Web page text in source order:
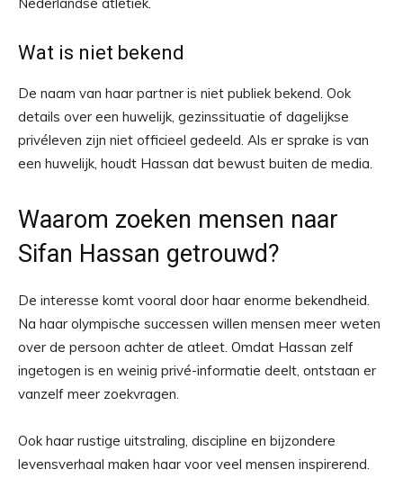
Wat is niet bekend
De naam van haar partner is niet publiek bekend. Ook
details over een huwelijk, gezinssituatie of dagelijkse
privéleven zijn niet officieel gedeeld. Als er sprake is van
een huwelijk, houdt Hassan dat bewust buiten de media.
Waarom zoeken mensen naar
Sifan Hassan getrouwd?
De interesse komt vooral door haar enorme bekendheid.
Na haar olympische successen willen mensen meer weten
over de persoon achter de atleet. Omdat Hassan zelf
ingetogen is en weinig privé-informatie deelt, ontstaan er
vanzelf meer zoekvragen.
Ook haar rustige uitstraling, discipline en bijzondere
levensverhaal maken haar voor veel mensen inspirerend.